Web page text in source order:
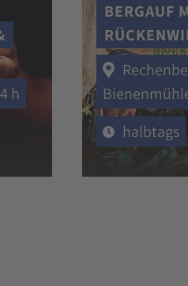
h
BERGAUF
halbtags